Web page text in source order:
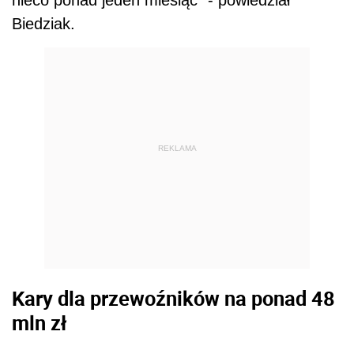
Biedziak.
REKLAMA
Kary dla przewoźników na ponad 48
mln zł